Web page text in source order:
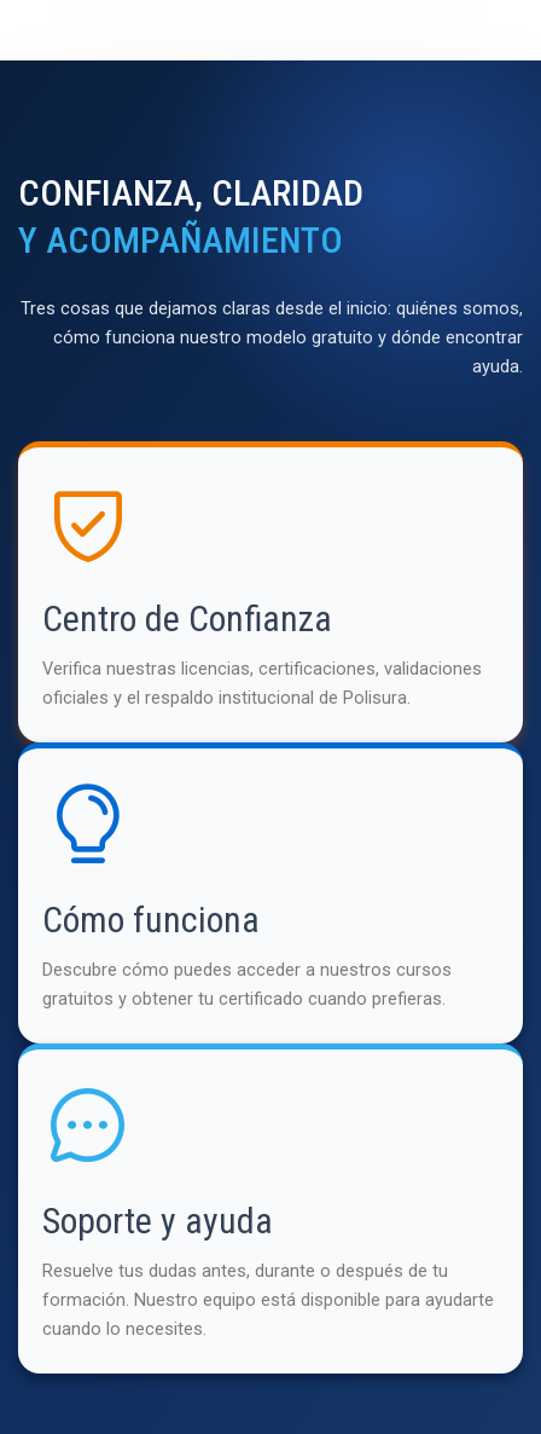
CONFIANZA, CLARIDAD
Y ACOMPAÑAMIENTO
Tres cosas que dejamos claras desde el inicio: quiénes somos,
cómo funciona nuestro modelo gratuito y dónde encontrar
ayuda.
Centro de Confianza
Verifica nuestras licencias, certificaciones, validaciones
oficiales y el respaldo institucional de Polisura.
Cómo funciona
Descubre cómo puedes acceder a nuestros cursos
gratuitos y obtener tu certificado cuando prefieras.
Soporte y ayuda
Resuelve tus dudas antes, durante o después de tu
formación. Nuestro equipo está disponible para ayudarte
cuando lo necesites.